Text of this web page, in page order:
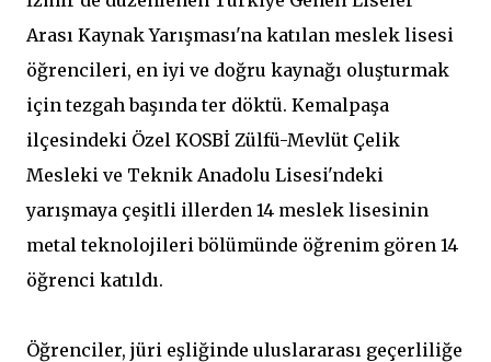
Arası Kaynak Yarışması'na katılan meslek lisesi
öğrencileri, en iyi ve doğru kaynağı oluşturmak
için tezgah başında ter döktü. Kemalpaşa
ilçesindeki Özel KOSBİ Zülfü-Mevlüt Çelik
Mesleki ve Teknik Anadolu Lisesi'ndeki
yarışmaya çeşitli illerden 14 meslek lisesinin
metal teknolojileri bölümünde öğrenim gören 14
öğrenci katıldı.
Öğrenciler, jüri eşliğinde uluslararası geçerliliğe